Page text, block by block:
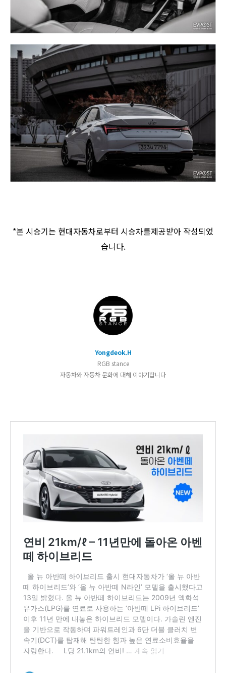
*본 시승기는 현대자동차로부터 시승차를제공받아 작성되었
습니다.
Yongdeok.H
RGB stance
자동차와 자동차 문화에 대해 이야기합니다